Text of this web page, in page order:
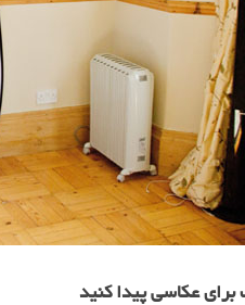
برای عکاسی پیدا کنید